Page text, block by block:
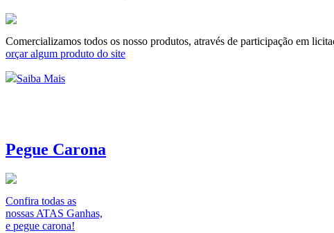
Comercializamos todos os nosso produtos, através de participação em
orçar algum produto do site
Saiba Mais
Pegue Carona
Confira todas as
nossas ATAS Ganhas,
e pegue carona!